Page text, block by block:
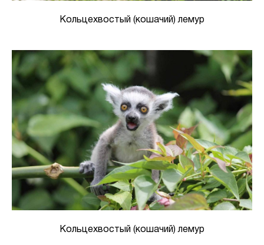
Кольцехвостый (кошачий) лемур
Кольцехвостый (кошачий) лемур